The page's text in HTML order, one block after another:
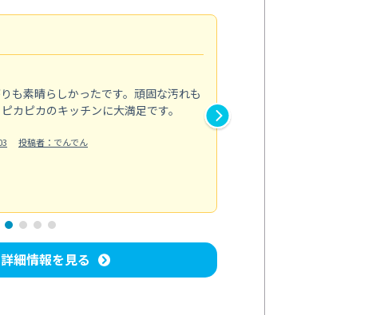
も素晴らしかったです。頑固な汚れも
カピカのキッチンに大満足です。
投稿者：でんでん
細情報を見る